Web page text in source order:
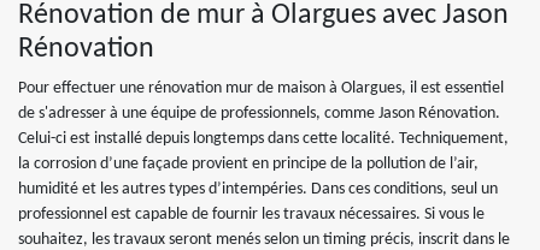
Rénovation de mur à Olargues avec Jason
Rénovation
Pour effectuer une rénovation mur de maison à Olargues, il est essentiel
de s'adresser à une équipe de professionnels, comme Jason Rénovation.
Celui-ci est installé depuis longtemps dans cette localité. Techniquement,
la corrosion d’une façade provient en principe de la pollution de l’air,
humidité et les autres types d’intempéries. Dans ces conditions, seul un
professionnel est capable de fournir les travaux nécessaires. Si vous le
souhaitez, les travaux seront menés selon un timing précis, inscrit dans le